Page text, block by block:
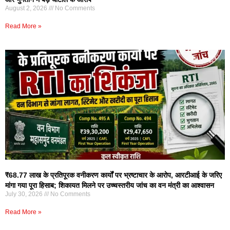
August 2, 2026 No Comments
Read More »
₹68.77 लाख के प्रतिपूरक वनीकरण कार्यों पर भ्रष्टाचार के आरोप, आरटीआई के जरिए
मांगा गया पूरा हिसाब; शिकायत मिलने पर उच्चस्तरीय जांच का वन मंत्री का आश्वासन
July 30, 2026 No Comments
Read More »